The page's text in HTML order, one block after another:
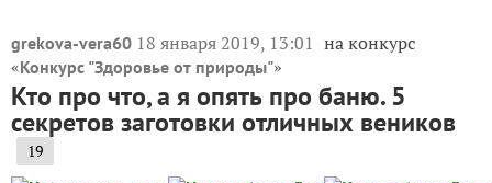
grekova-vera60 18 января 2019, 13:01 на конкурс
«Конкурс "Здоровье от природы"»
Кто про что, а я опять про баню. 5
секретов заготовки отличных веников
19